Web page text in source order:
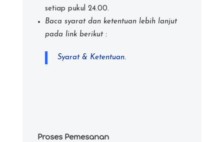
setiap pukul 24.00.
Baca syarat dan ketentuan lebih lanjut
pada link berikut :
Syarat & Ketentuan.
Proses Pemesanan